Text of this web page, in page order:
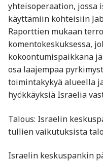
yhteisoperaation,
käyttämiin kohteisiin
Raporttien mukaan
komentokeskuksessa,
kokoontumispaikkana
osa laajempaa
toimintakykyä alueella
hyökkäyksiä Israelia
Talous: Israelin
tullien vaikutuksista
Israelin keskuspankin